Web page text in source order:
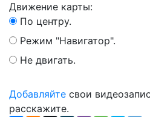
Движение карты:
По центру.
Режим "Навигатор".
Не двигать.
Добавляйте свои
расскажите.